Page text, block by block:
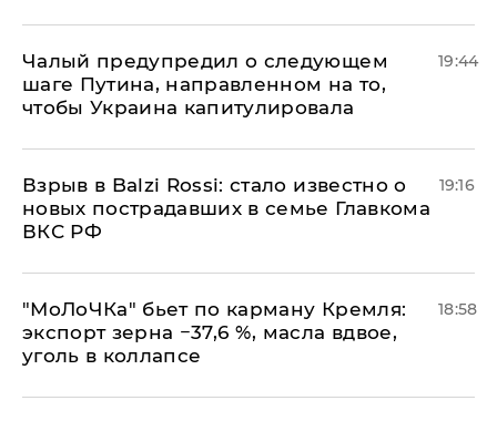
Чалый предупредил о следующем
шаге Путина, направленном на то,
чтобы Украина капитулировала
19:44
Взрыв в Balzi Rossi: стало известно о
новых пострадавших в семье Главкома
ВКС РФ
19:16
​"МоЛоЧКа" бьет по карману Кремля:
экспорт зерна −37,6 %, масла вдвое,
уголь в коллапсе
18:58